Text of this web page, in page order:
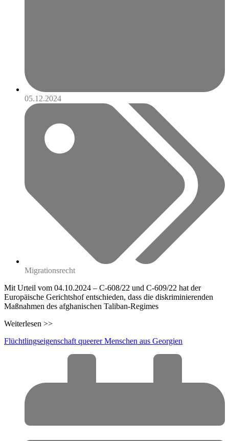
05.12.2024
Migrationsrecht
Mit Urteil vom 04.10.2024 – C-608/22 und C-609/22 hat der
Europäische Gerichtshof entschieden, dass die diskriminierenden
Maßnahmen des afghanischen Taliban-Regimes
Weiterlesen >>
Flüchtlingseigenschaft queerer Menschen aus Georgien